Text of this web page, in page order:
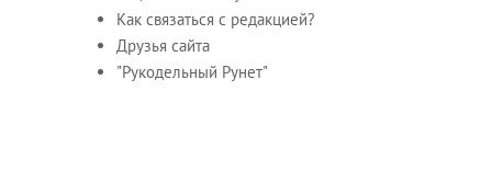
Как связаться с редакцией?
Друзья сайта
"Рукодельный Рунет"